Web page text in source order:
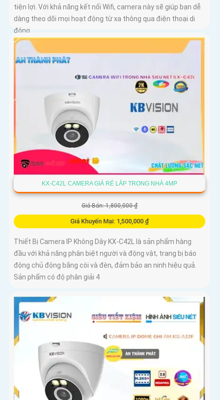
tiện lợi. Với khả năng kết nối Wifi, camera này sẽ giúp bạn dễ
dàng theo dõi mọi hoạt động từ xa thông qua điện thoại di
động
KX-C42L CAMERA GIÁ RẺ LẮP TRONG NHÀ 4MP
Giá Bán: 1,800,000 ₫
Giá Khuyến Mại: 1,500,000 ₫
Thiết Bị Camera IP Không Dây KX-C42L là sản phẩm hàng
đầu với khả năng phân biệt người và động vật, trang bị báo
động chủ động bằng còi và đèn, đảm bảo an ninh hiệu quả.
Sản phẩm có độ phân giải 4